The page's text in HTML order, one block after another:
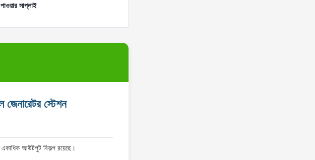
পাওয়ার সাপ্লাই
জেনারেটর স্টেশন
একাধিক আউটপুট বিকল্প রয়েছে।